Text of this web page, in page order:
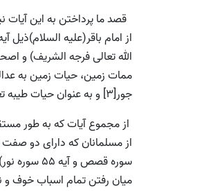
قصد ما پرداختن به اين آيات
ممات زمين، حيات زمين به
جور[3] و به عنوان حيات طيبه تعبیر شده است.[4]
از مجموع آيات كه به طور
ميان رفتن تمام اسباب خوف و ناامنى